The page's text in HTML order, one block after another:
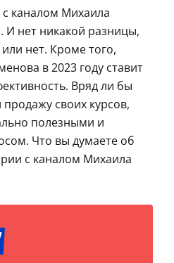
каналом Михаила
И нет никакой разницы,
нет. Кроме того,
в 2023 году ставит
Вряд ли бы
своих курсов,
полезными и
Что вы думаете об
с каналом Михаила